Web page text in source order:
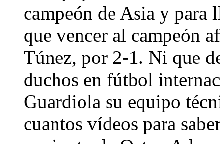
campeón de Asia y para
que vencer al campeón
Túnez, por 2-1. Ni que
duchos en fútbol
Guardiola su equipo
cuantos vídeos para